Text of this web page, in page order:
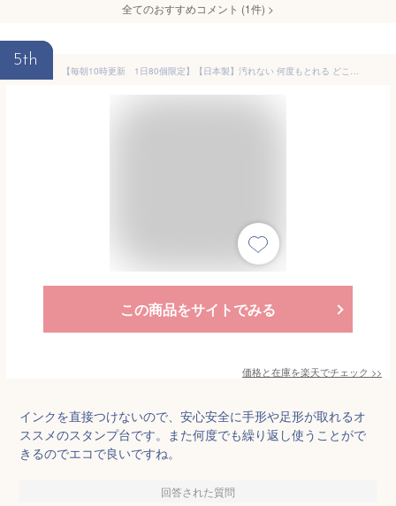
全てのおすすめコメント (1件) >
5th
【毎朝10時更新 1日80個限定】【日本製】汚れない 何度もとれる どこでもとれる【 やさしいっ手 】 赤ちゃん 手形 足形 汚れない 新生児 インク スタンプ台 安全 手形 足形 キット 手形スタンプ インキ ベビー 手形 足型 肉球 スタンプ はいいろ あか そらいろ ももいろ
この商品をサイトでみる
価格と在庫を楽天でチェック >>
インクを直接つけないので、安心安全に手形や足形が取れるオ
ススメのスタンプ台です。また何度でも繰り返し使うことがで
きるのでエコで良いですね。
回答された質問